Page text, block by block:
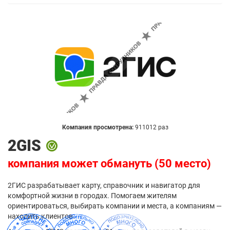
Компания просмотрена: 911012 раз
2GIS
компания может обмануть (50 место)
2ГИС разрабатывает карту, справочник и навигатор для
комфортной жизни в городах. Помогаем жителям
ориентироваться, выбирать компании и места, а компаниям —
находить клиентов.